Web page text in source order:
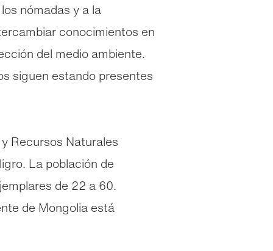
nómadas y a la
conocimientos en
del medio ambiente.
siguen estando presentes
Recursos Naturales
La población de
de 22 a 60.
de Mongolia está